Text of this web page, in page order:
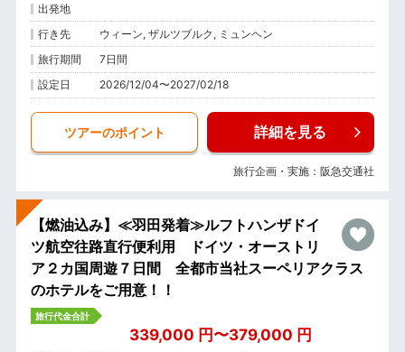
出発地
行き先
ウィーン, ザルツブルク, ミュンヘン
旅行期間
7日間
設定日
2026/12/04〜2027/02/18
ツアーのポイント 詳細を見る
旅行企画・実施：阪急交通社
【燃油込み】≪羽田発着≫ルフトハンザドイ
ツ航空往路直行便利用 ドイツ・オーストリ
ア２カ国周遊７日間 全都市当社スーペリアクラス
のホテルをご用意！！
旅行代金合計
339,000 円〜379,000 円